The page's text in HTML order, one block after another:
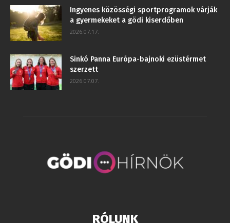
Ingyenes közösségi sportprogramok várják
a gyermekeket a gödi kiserdőben
2026.07.17.
Sinkó Panna Európa-bajnoki ezüstérmet
szerzett
2026.07.07.
RÓLUNK